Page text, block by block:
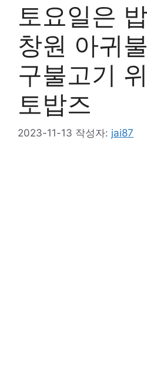
토요일은
창원 아귀
구불고기
토밥즈
2023-11-13 작성자: jai87